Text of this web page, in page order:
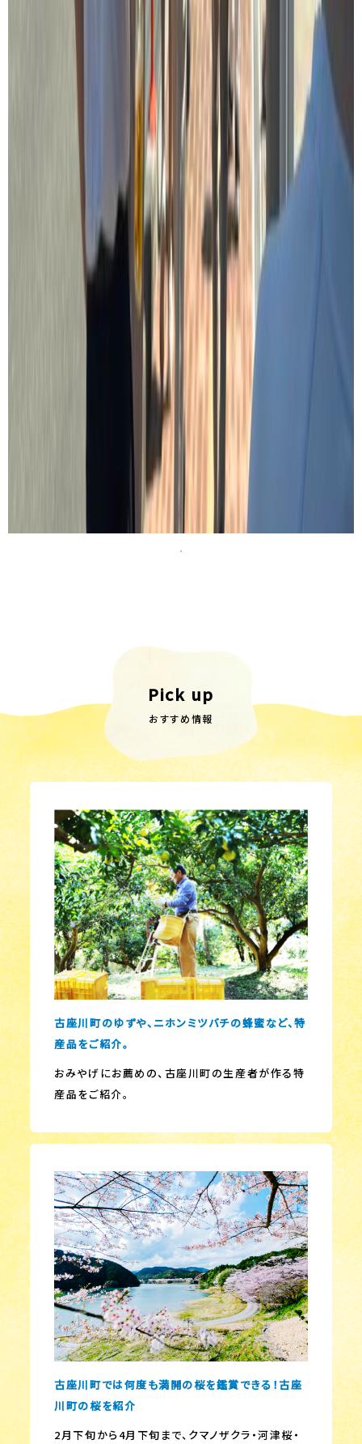
Pick up
おすすめ情報
古座川町のゆずや、ニホンミツバチの蜂蜜など、特
産品をご紹介。
おみやげにお薦めの、古座川町の生産者が作る特
産品をご紹介。
古座川町では何度も満開の桜を鑑賞できる！古座
川町の桜を紹介
2月下旬から4月下旬まで、クマノザクラ・河津桜・